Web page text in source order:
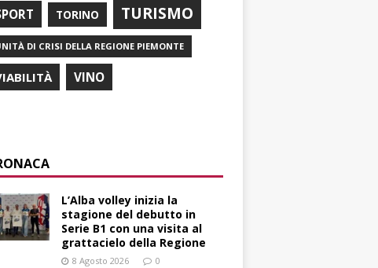
TORINO TURISMO
DI CRISI DELLA REGIONE PIEMONTE
VINO
L’Alba volley inizia la
stagione del debutto in
Serie B1 con una visita al
grattacielo della Regione
8 Agosto 2026 0